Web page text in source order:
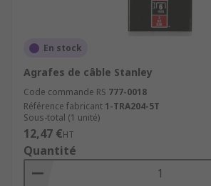
En stock
Agrafes de câble Stanley
Code commande RS 777-0018
Référence fabricant 1-TRA204-5T
Sous-total (1 unité)
12,47 €HT
Quantité